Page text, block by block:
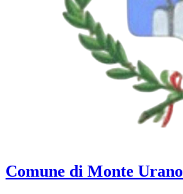
Comune di Monte Urano